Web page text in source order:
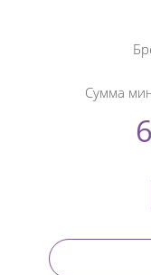
Сумма